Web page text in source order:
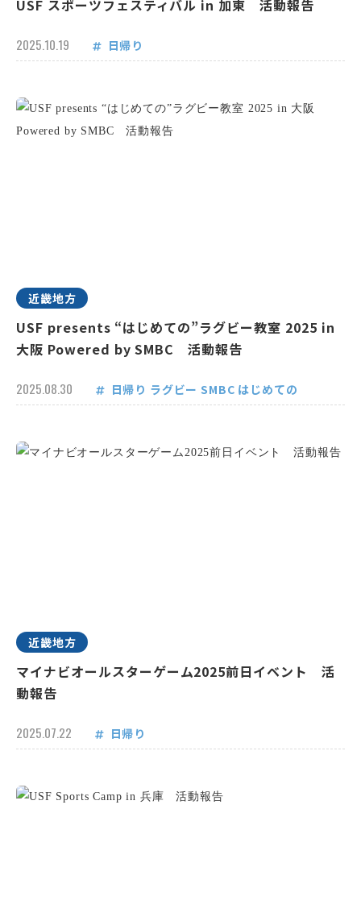
USF スポーツフェスティバル in 加東 活動報告
2025.10.19 日帰り
近畿地方
USF presents “はじめての”ラグビー教室 2025 in
大阪 Powered by SMBC 活動報告
2025.08.30 日帰り ラグビー SMBC はじめての
近畿地方
マイナビオールスターゲーム2025前日イベント 活
動報告
2025.07.22 日帰り